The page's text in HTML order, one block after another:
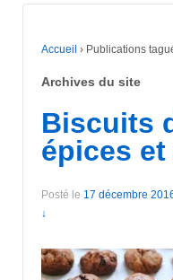
Accueil › Publications
Archives du site
Biscuits
épices
Posté le 17 décembre
↓